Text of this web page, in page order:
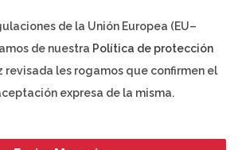
de la Unión Europea (EU–
de nuestra Política de protección
revisada les rogamos que confirmen el
expresa de la misma.